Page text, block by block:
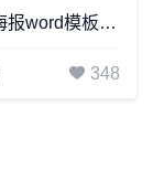
劳动节海报word模板(36)
348